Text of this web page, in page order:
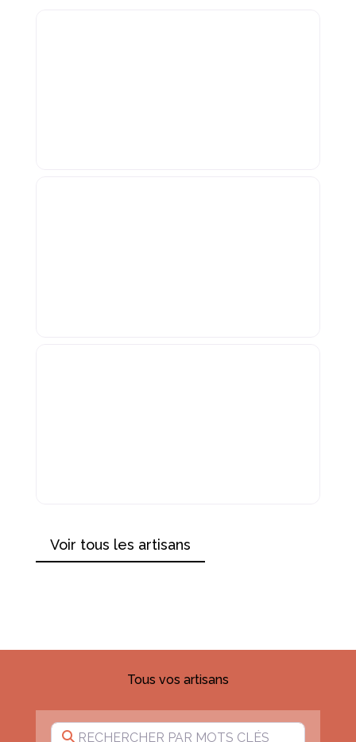
Voir tous les artisans
Tous vos artisans
Rechercher par mots clés